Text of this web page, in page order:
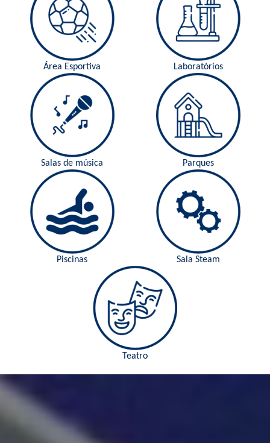
Área Esportiva Laboratórios
Salas de música Parques
Piscinas Sala Steam
Teatro